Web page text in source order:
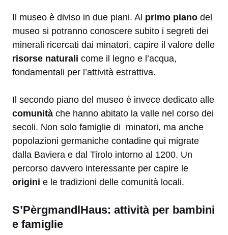
Il museo è diviso in due piani. Al primo piano del
museo si potranno conoscere subito i segreti dei
minerali ricercati dai minatori, capire il valore delle
risorse naturali come il legno e l’acqua,
fondamentali per l’attività estrattiva.
Il secondo piano del museo è invece dedicato alle
comunità che hanno abitato la valle nel corso dei
secoli. Non solo famiglie di minatori, ma anche
popolazioni germaniche contadine qui migrate
dalla Baviera e dal Tirolo intorno al 1200. Un
percorso davvero interessante per capire le
origini e le tradizioni delle comunità locali.
S’PèrgmandlHaus: attività per bambini
e famiglie